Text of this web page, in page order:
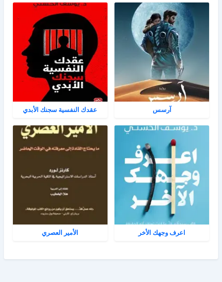
آرسس عقدك النفسية سجنك الأبدي
اعرف وجهك الأخر الأمير العصري